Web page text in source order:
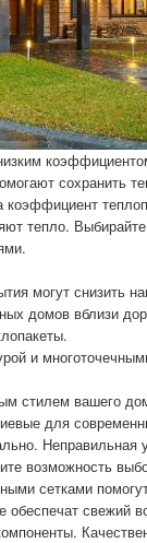
сохранить
коэффициент
тепло.
могут снизить
домов вблизи
и
стилем вашего
для
Неправильная
возможность
сетками
свежий